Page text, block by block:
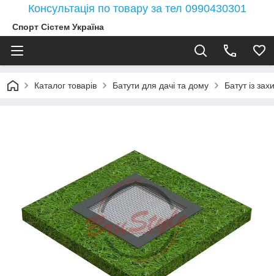
Консультація по товару за тел 0990430301
Спорт Сістем Україна
Каталог товарів Батути для дачі та дому Батут із